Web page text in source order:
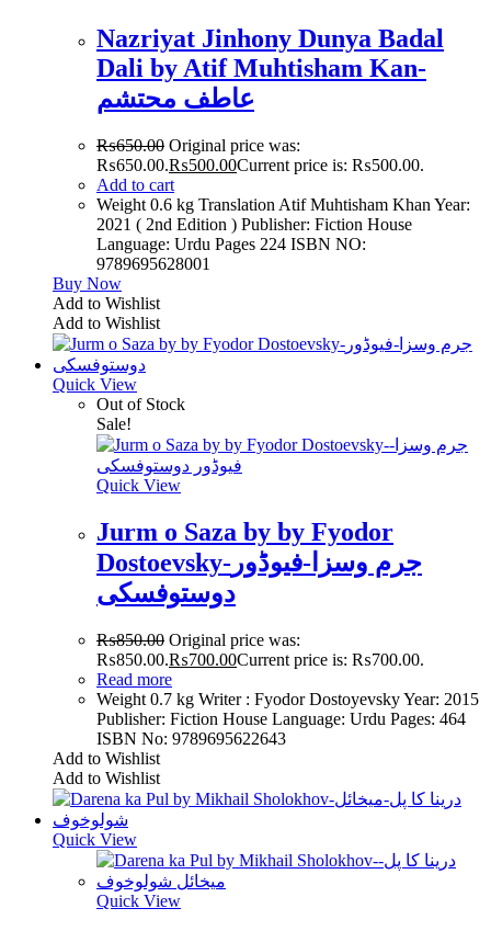
Nazriyat Jinhony Dunya Badal
Dali by Atif Muhtisham Kan-
عاطف محتشم
₨650.00 Original price was:
₨650.00.₨500.00Current price is: ₨500.00.
Add to cart
Weight 0.6 kg Translation Atif Muhtisham Khan Year:
2021 ( 2nd Edition ) Publisher: Fiction House
Language: Urdu Pages 224 ISBN NO:
9789695628001
Buy Now
Add to Wishlist
Add to Wishlist
Quick View
Out of Stock
Sale!
Quick View
Jurm o Saza by by Fyodor
Dostoevsky-جرم وسزا-فیوڈور
دوستوفسکی
₨850.00 Original price was:
₨850.00.₨700.00Current price is: ₨700.00.
Read more
Weight 0.7 kg Writer : Fyodor Dostoyevsky Year: 2015
Publisher: Fiction House Language: Urdu Pages: 464
ISBN No: 9789695622643
Add to Wishlist
Add to Wishlist
Quick View
Quick View